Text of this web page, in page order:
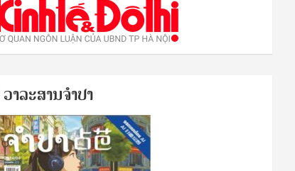
ວາລະສານຈຳປາ